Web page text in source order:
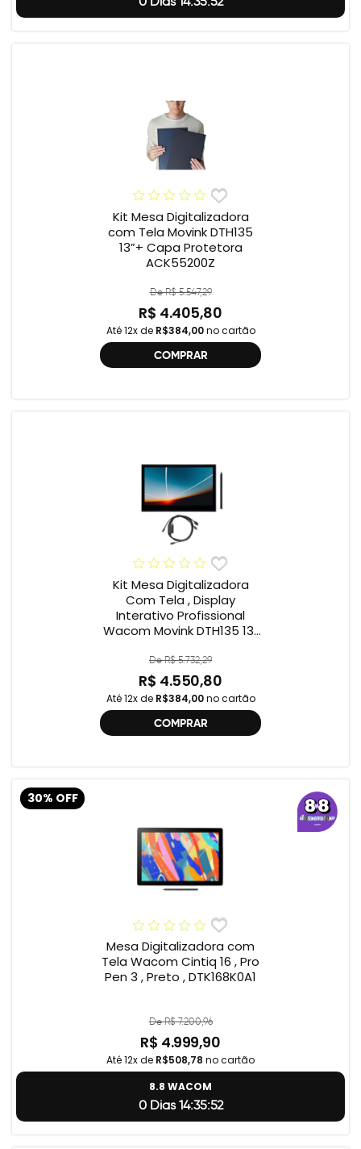
Kit Mesa Digitalizadora
com Tela Movink DTH135
13”+ Capa Protetora
ACK55200Z
De R$ 5.547,29
R$ 4.405,80
Até 12x de R$384,00no cartão
COMPRAR
Kit Mesa Digitalizadora
Com Tela , Display
Interativo Profissional
Wacom Movink DTH135 13”
One , 2ª geração
De R$ 5.732,29
R$ 4.550,80
Até 12x de R$384,00no cartão
COMPRAR
30% OFF
Mesa Digitalizadora com
Tela Wacom Cintiq 16 , Pro
Pen 3 , Preto , DTK168K0A1
De R$ 7.200,96
R$ 4.999,90
Até 12x de R$508,78 no cartão
8.8 WACOM
0 Dias 14:35:51